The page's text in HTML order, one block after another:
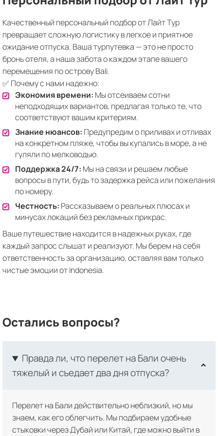
Качественный персональный подбор от Лайт Тур
превращает сложную логистику в легкое и приятное
ожидание отпуска. Ваша турпутевка — это не просто
бронь отеля, а наша забота о каждом этапе вашего
перемещения по острову Bali.
✅ Почему с нами надежно:
Экономия времени: Мы отсеиваем сотни
неподходящих вариантов, предлагая только те, что
соответствуют вашим критериям.
Знание нюансов: Предупредим о приливах и отливах
на конкретном пляже, чтобы вы купались в море, а не
гуляли по мелководью.
Поддержка 24/7: Мы на связи и решаем любые
вопросы в пути, будь то задержка рейса или пожелания
по номеру.
Честность: Рассказываем о реальных плюсах и
минусах локаций без рекламных прикрас.
Ваше путешествие находится в надежных руках, где
каждый запрос слышат и реализуют. Мы берем на себя
ответственность за организацию, оставляя вам только
чистые эмоции от Indonesia.
Остались вопросы?
Правда ли, что перелет на Бали очень
тяжелый и съедает два дня отпуска?
Перелет на Бали действительно неблизкий, но мы
знаем, как его облегчить. Мы подбираем удобные
стыковки через Дубай или Китай, где можно выйти в